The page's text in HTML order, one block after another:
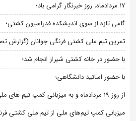
۱۷ مردادماه، روز خبرنگار گرامی باد؛
گامی تازه از سوی اندیشکده فدراسیون کشتی؛
تمرین تیم ملی کشتی فرنگی جوانان (گزارش
با حضور در خانه کشتی شیراز انجام شد؛
با حضور اساتید دانشگاهی؛
از روز 19 مردادماه و به میزبانی کمپ تیم های ملی؛
میزبانی کمپ تیم‌های ملی از تیم ملی کشتی